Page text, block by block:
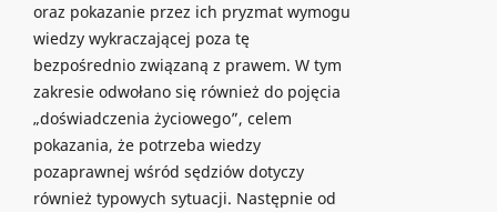
oraz pokazanie przez ich pryzmat wymogu
wiedzy wykraczającej poza tę
bezpośrednio związaną z prawem. W tym
zakresie odwołano się również do pojęcia
„doświadczenia życiowego”, celem
pokazania, że potrzeba wiedzy
pozaprawnej wśród sędziów dotyczy
również typowych sytuacji. Następnie od